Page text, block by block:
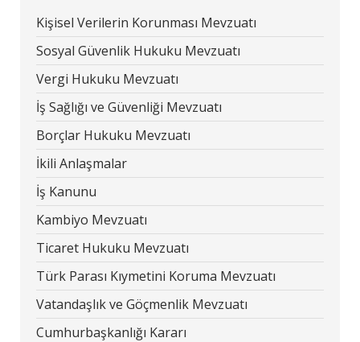
Kişisel Verilerin Korunması Mevzuatı
Sosyal Güvenlik Hukuku Mevzuatı
Vergi Hukuku Mevzuatı
İş Sağlığı ve Güvenliği Mevzuatı
Borçlar Hukuku Mevzuatı
İkili Anlaşmalar
İş Kanunu
Kambiyo Mevzuatı
Ticaret Hukuku Mevzuatı
Türk Parası Kıymetini Koruma Mevzuatı
Vatandaşlık ve Göçmenlik Mevzuatı
Cumhurbaşkanlığı Kararı